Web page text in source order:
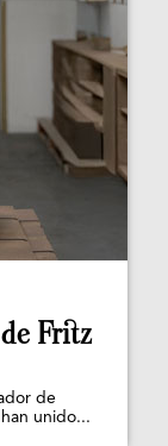
Fritz
de
unido...